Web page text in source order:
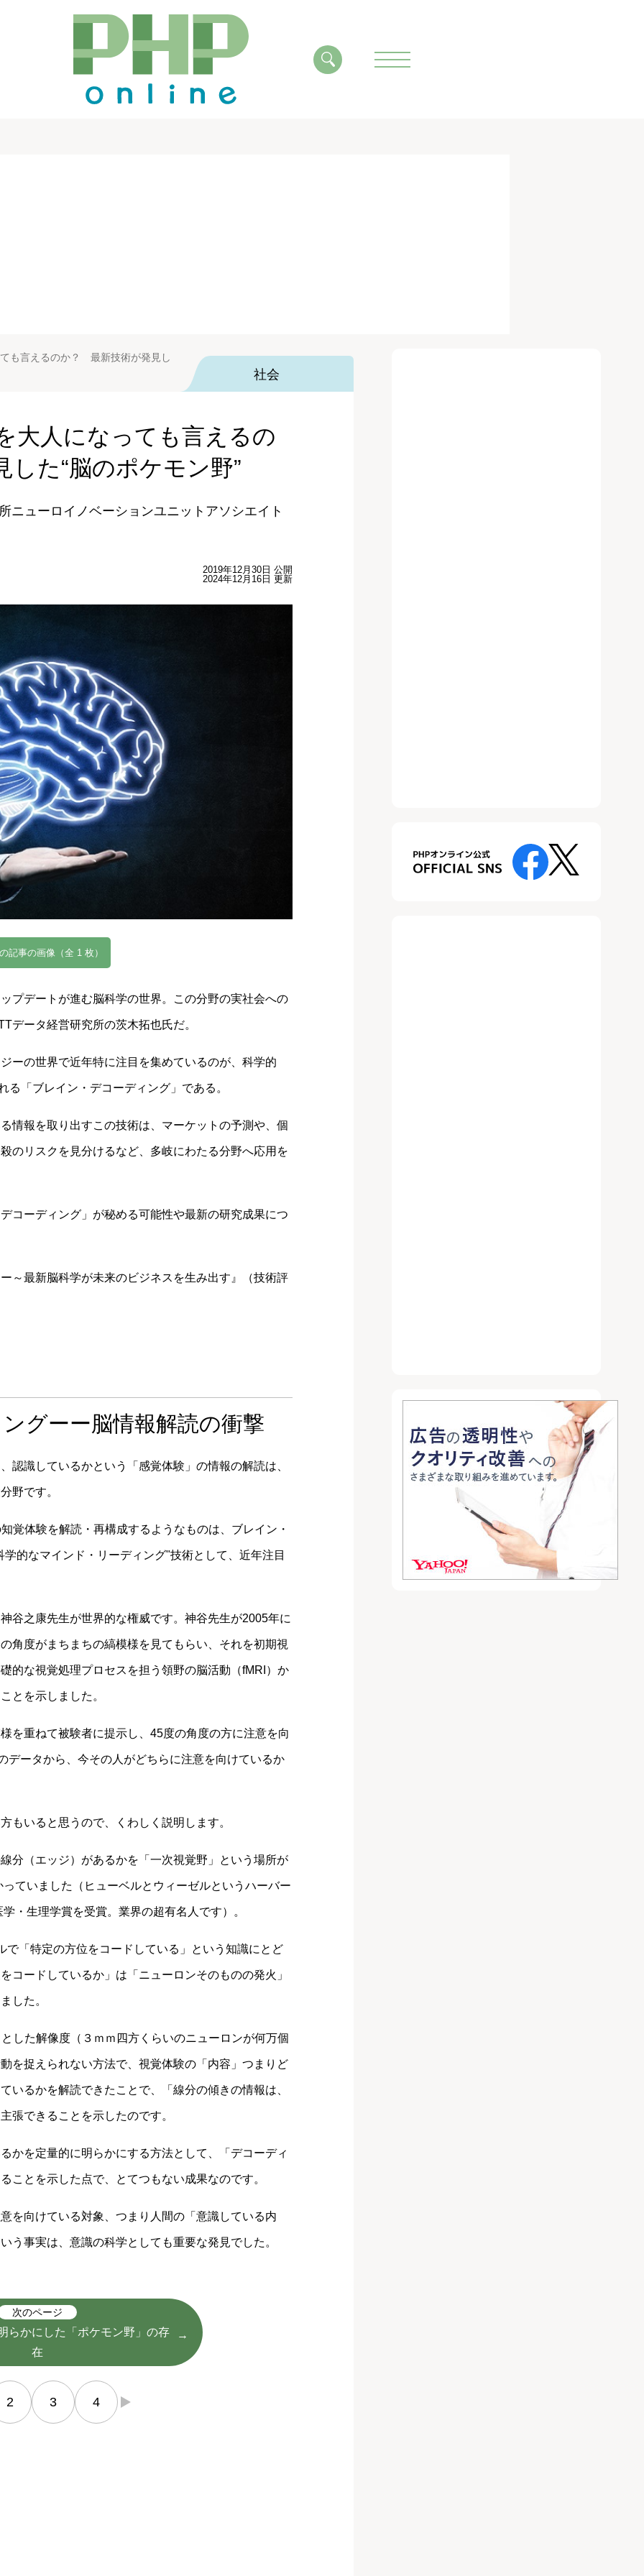
も言えるのか？ 最新技術が発見し
社会
大人になっても言えるの
た“脳のポケモン野”
ニューロイノベーションユニットアソシエイト
2019年12月30日 公開
2024年12月16日 更新
記事の画像（全 1 枚）
プデートが進む脳科学の世界。この分野の実社会への
データ経営研究所の茨木拓也氏だ。
ーの世界で近年特に注目を集めているのが、科学的
「ブレイン・デコーディング」である。
情報を取り出すこの技術は、マーケットの予測や、個
のリスクを見分けるなど、多岐にわたる分野へ応用を
コーディング」が秘める可能性や最新の研究成果につ
～最新脳科学が未来のビジネスを生み出す』（技術評
グーー脳情報解読の衝撃
認識しているかという「感覚体験」の情報の解読は、
野です。
覚体験を解読・再構成するようなものは、ブレイン・
的なマインド・リーディング"技術として、近年注目
谷之康先生が世界的な権威です。神谷先生が2005年に
角度がまちまちの縞模様を見てもらい、それを初期視
的な視覚処理プロセスを担う領野の脳活動（fMRI）か
とを示しました。
を重ねて被験者に提示し、45度の角度の方に注意を向
データから、今その人がどちらに注意を向けているか
もいると思うので、くわしく説明します。
分（エッジ）があるかを「一次視覚野」という場所が
ていました（ヒューベルとウィーゼルというハーバー
・生理学賞を受賞。業界の超有名人です）。
「特定の方位をコードしている」という知識にとど
コードしているか」は「ニューロンそのものの発火」
した。
した解像度（３ｍｍ四方くらいのニューロンが何万個
を捉えられない方法で、視覚体験の「内容」つまりど
いるかを解読できたことで、「線分の傾きの情報は、
張できることを示したのです。
かを定量的に明らかにする方法として、「デコーディ
ことを示した点で、とてつもない成果なのです。
を向けている対象、つまり人間の「意識している内
う事実は、意識の科学としても重要な発見でした。
次のページ
らかにした「ポケモン野」の存
在
2 3 4 →